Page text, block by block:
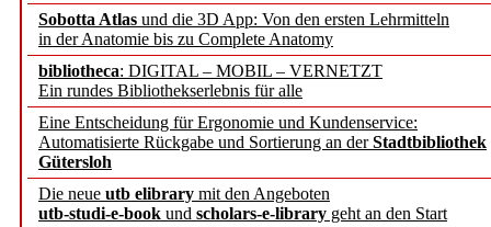
Sobotta Atlas und die 3D App: Von den ersten Lehrmitteln
in der Anatomie bis zu Complete Anatomy
bibliotheca: DIGITAL – MOBIL – VERNETZT
Ein rundes Bibliothekserlebnis für alle
Eine Entscheidung für Ergonomie und Kundenservice:
Automatisierte Rückgabe und Sortierung an derStadtbibliothek
Gütersloh
Die neue utb elibrary mit den Angeboten
utb-studi-e-book und scholars-e-library geht an den Start
EBSCO Information
Recherchefunktionen in
Sorbisches Institut neu
Geschichte und